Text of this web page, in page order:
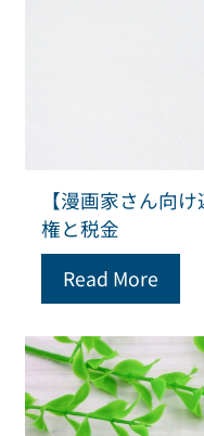
【漫画家さん向
権と税金
Read More